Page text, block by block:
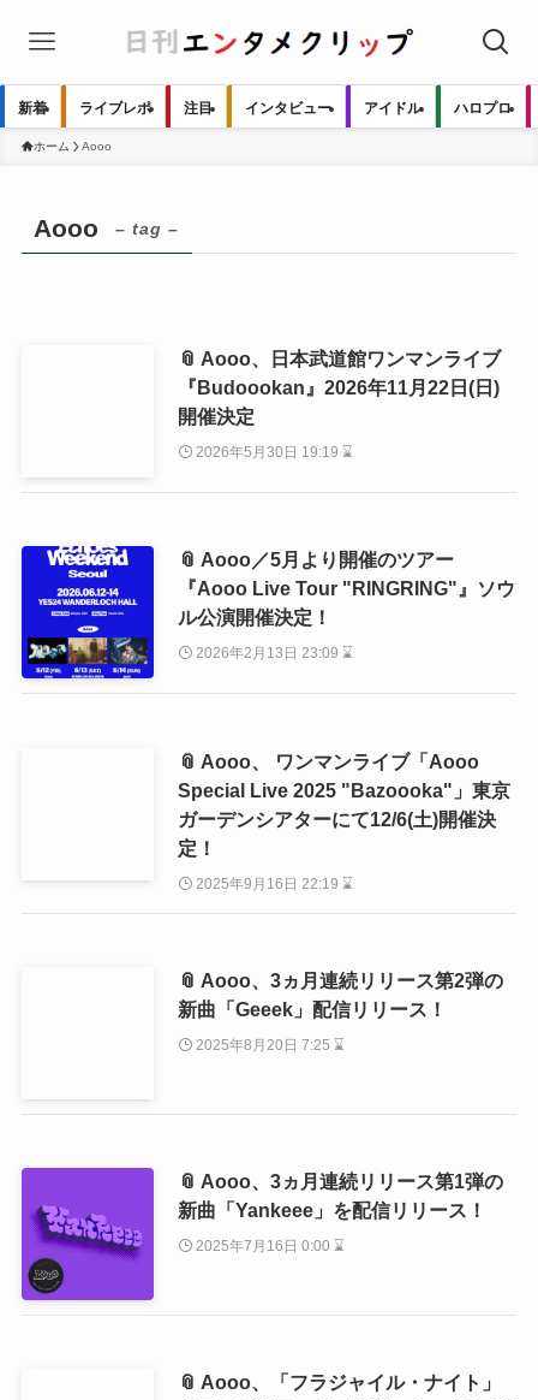
新着 ライブレポ 注目 インタビュー アイドル ハロプロ
ホーム Aooo
Aooo – tag –
📎 Aooo、日本武道館ワンマンライブ
『Budoookan』2026年11月22日(日)
開催決定
2026年5月30日 19:19 ⌛
📎 Aooo／5月より開催のツアー
『Aooo Live Tour "RINGRING"』ソウ
ル公演開催決定！
2026年2月13日 23:09 ⌛
📎 Aooo、 ワンマンライブ「Aooo
Special Live 2025 "Bazoooka"」東京
ガーデンシアターにて12/6(土)開催決
定！
2025年9月16日 22:19 ⌛
📎 Aooo、3ヵ月連続リリース第2弾の
新曲「Geeek」配信リリース！
2025年8月20日 7:25 ⌛
📎 Aooo、3ヵ月連続リリース第1弾の
新曲「Yankeee」を配信リリース！
2025年7月16日 0:00 ⌛
📎 Aooo、「フラジャイル・ナイト」